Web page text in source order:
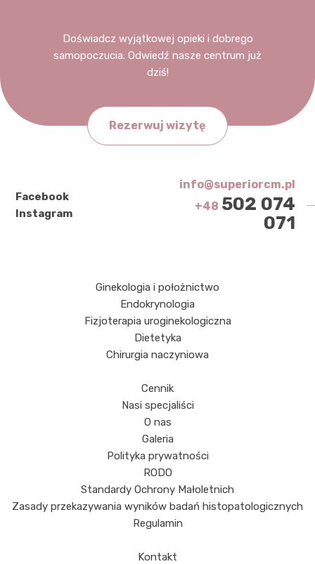
Doświadcz wyjątkowej opieki i dobrego
samopoczucia. Odwiedź nasze centrum już
dziś!
Rezerwuj wizytę
Facebook
Instagram
info@superiorcm.pl
+48 502 074
071
Ginekologia i położnictwo
Endokrynologia
Fizjoterapia uroginekologiczna
Dietetyka
Chirurgia naczyniowa
Cennik
Nasi specjaliści
O nas
Galeria
Polityka prywatności
RODO
Standardy Ochrony Małoletnich
Zasady przekazywania wyników badań histopatologicznych
Regulamin
Kontakt